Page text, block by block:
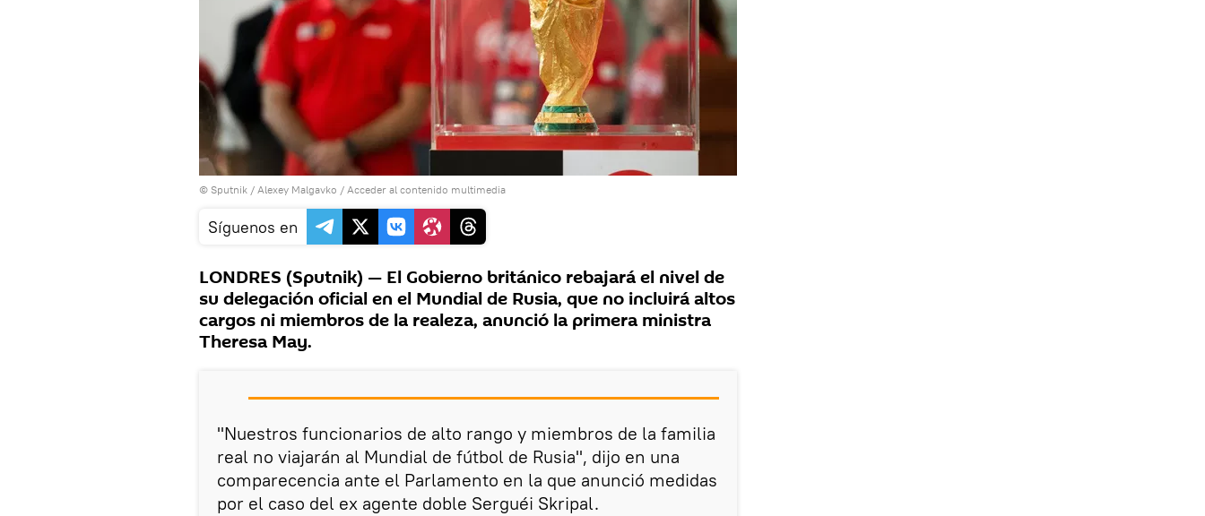
© Sputnik / Alexey Malgavko / Acceder al contenido multimedia
Síguenos en
LONDRES (Sputnik) — El Gobierno británico rebajará el nivel de
su delegación oficial en el Mundial de Rusia, que no incluirá altos
cargos ni miembros de la realeza, anunció la primera ministra
Theresa May.
"Nuestros funcionarios de alto rango y miembros de la familia
real no viajarán al Mundial de fútbol de Rusia", dijo en una
comparecencia ante el Parlamento en la que anunció medidas
por el caso del ex agente doble Serguéi Skripal.